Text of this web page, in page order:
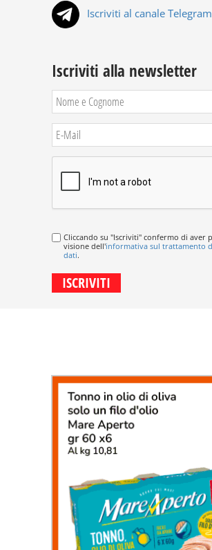
Iscriviti al canale Telegram
Iscriviti alla newsletter
Cliccando su "Iscriviti" confermo di aver
visione dell'informativa sul trattamento
dati.